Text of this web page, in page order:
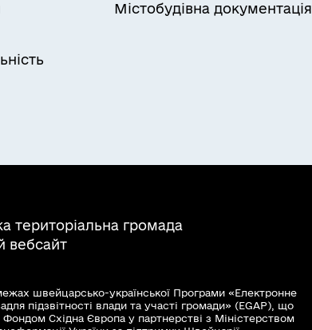
Містобудівна документація
територіальна громада
вебсайт
швейцарсько-української Програми «Електронне
підзвітності влади та участі громади» (EGAP), що
Фондом Східна Європа у партнерстві з Міністерством